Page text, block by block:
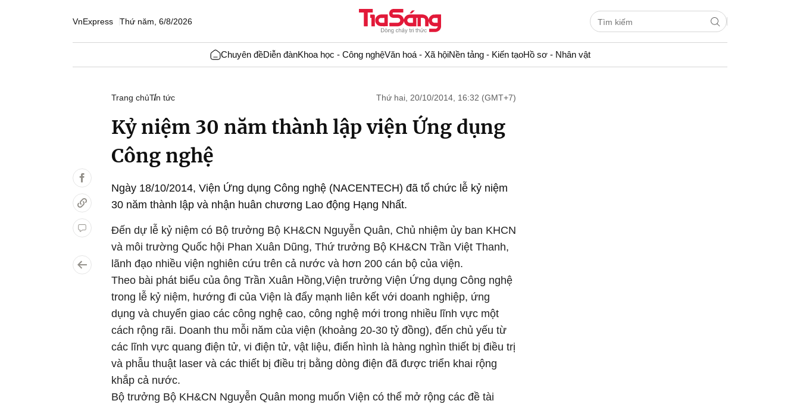
VnExpress Thứ năm, 6/8/2026
Chuyên đềDiễn đànKhoa học - Công nghệVăn hoá - Xã hộiNền tảng - Kiến tạoHồ sơ - Nhân vật
Trang chủTin tức Thứ hai, 20/10/2014, 16:32 (GMT+7)
Kỷ niệm 30 năm thành lập viện Ứng dụng
Công nghệ
Ngày 18/10/2014, Viện Ứng dụng Công nghệ (NACENTECH) đã tổ chức lễ kỷ niệm
30 năm thành lập và nhận huân chương Lao động Hạng Nhất.
Đến dự lễ kỷ niệm có Bộ trưởng Bộ KH&CN Nguyễn Quân, Chủ nhiệm ủy ban KHCN
và môi trường Quốc hội Phan Xuân Dũng, Thứ trưởng Bộ KH&CN Trần Việt Thanh,
lãnh đạo nhiều viện nghiên cứu trên cả nước và hơn 200 cán bộ của viện.
Theo bài phát biểu của ông Trần Xuân Hồng,Viện trưởng Viện Ứng dụng Công nghệ
trong lễ kỷ niệm, hướng đi của Viện là đẩy mạnh liên kết với doanh nghiệp, ứng
dụng và chuyển giao các công nghệ cao, công nghệ mới trong nhiều lĩnh vực một
cách rộng rãi. Doanh thu mỗi năm của viện (khoảng 20-30 tỷ đồng), đến chủ yếu từ
các lĩnh vực quang điện tử, vi điện tử, vật liệu, điển hình là hàng nghìn thiết bị điều trị
và phẫu thuật laser và các thiết bị điều trị bằng dòng điện đã được triển khai rộng
khắp cả nước.
Bộ trưởng Bộ KH&CN Nguyễn Quân mong muốn Viện có thể mở rộng các đề tài